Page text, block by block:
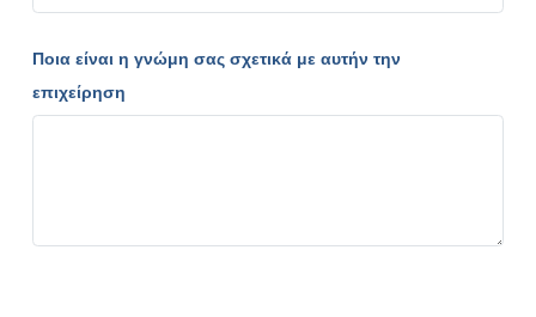
Ποια είναι η γνώμη σας σχετικά με αυτήν την
επιχείρηση